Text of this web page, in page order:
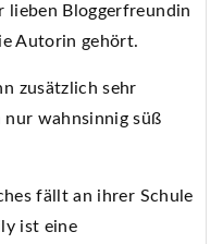
lieben Bloggerfreundin
Autorin gehört.
zusätzlich sehr
wahnsinnig süß
fällt an ihrer Schule
ist eine